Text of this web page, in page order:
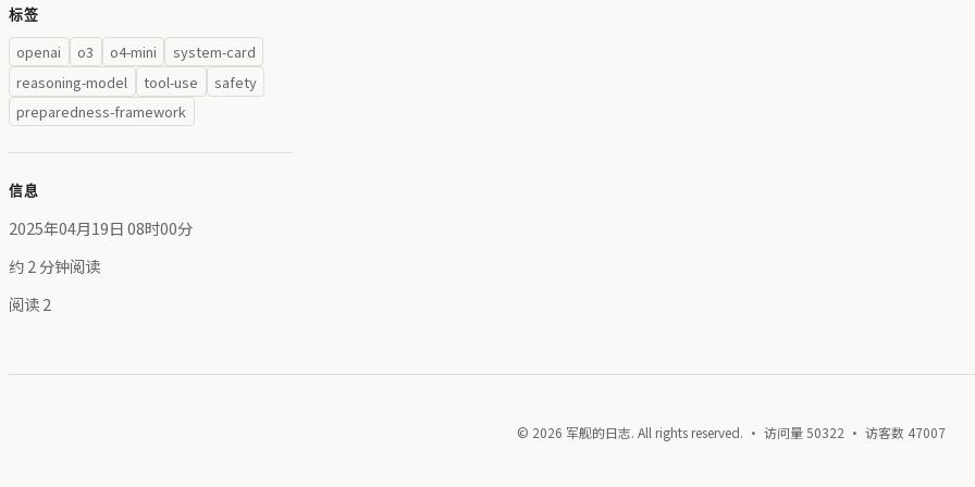
标签
openai o3 o4-mini
system-card
reasoning-model
tool-use
safety
preparedness-framework
信息
2025年04月19日 08时00分
约 2 分钟阅读
阅读2
© 2026 军舰的日志. All rights reserved. · 访问量50322 · 访客数 47007